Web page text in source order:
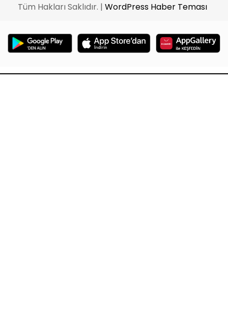
Tüm Hakları Saklıdır. | WordPress Haber Teması